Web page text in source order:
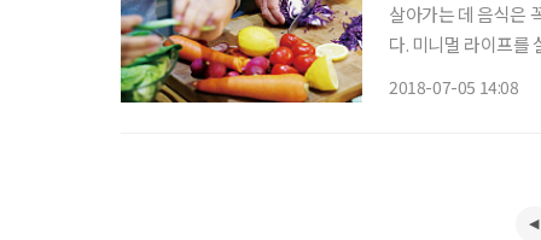
살아가는 데 음식은
다. 미니멀 라이프를
2018-07-05 14:08